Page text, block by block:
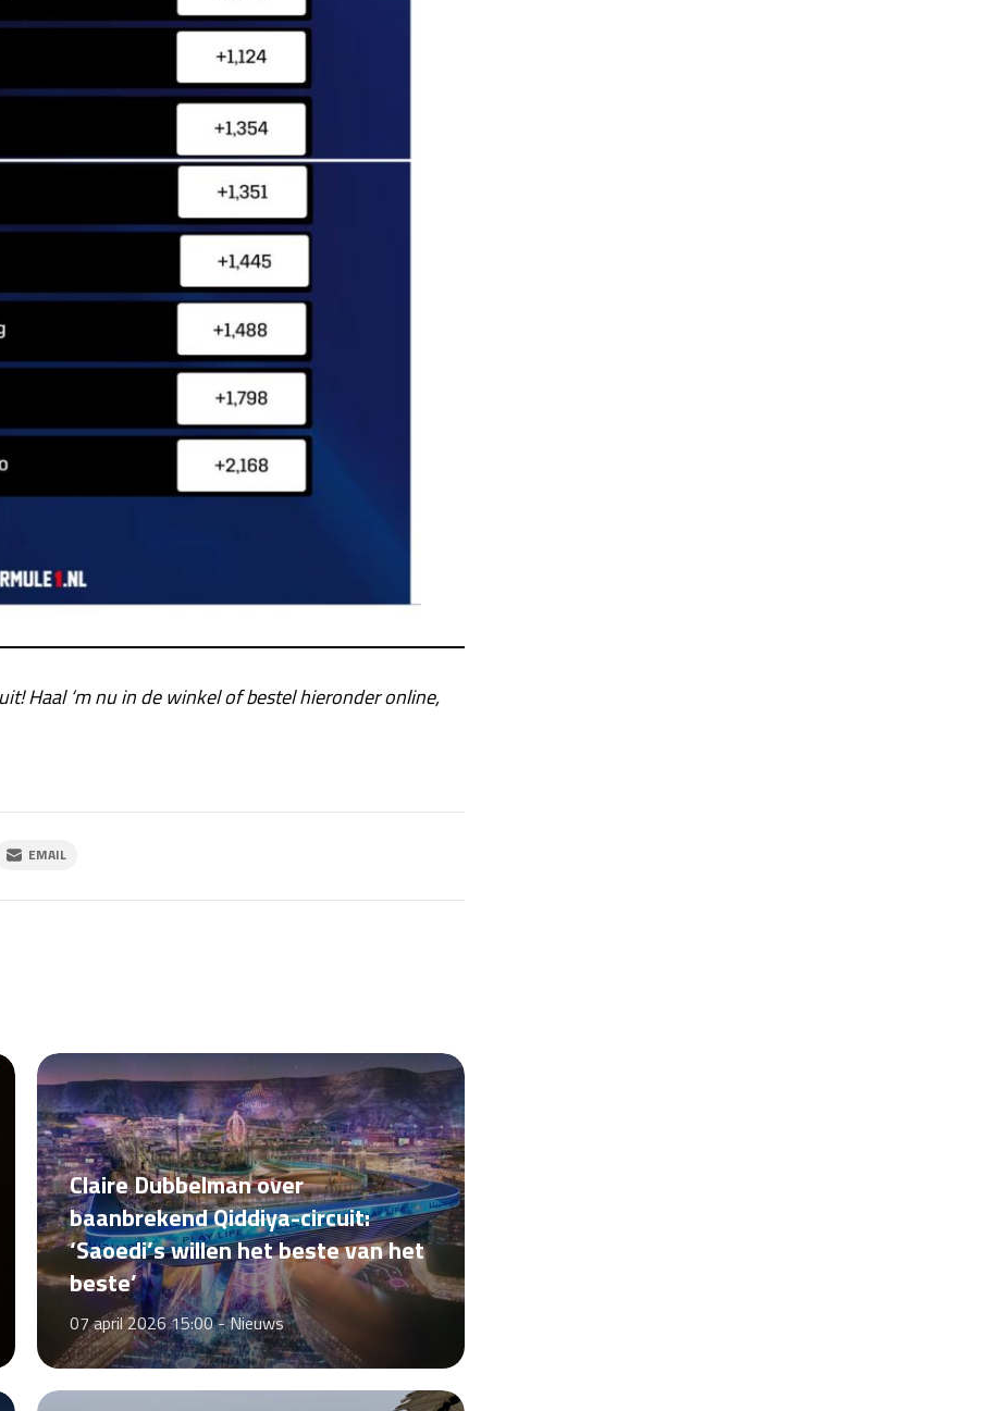
Haal ‘m nu in de winkel of bestel hieronder online,
EMAIL
Claire Dubbelman over
baanbrekend Qiddiya-circuit:
‘Saoedi’s willen het beste van het
beste’
07 april 2026 15:00 -Nieuws